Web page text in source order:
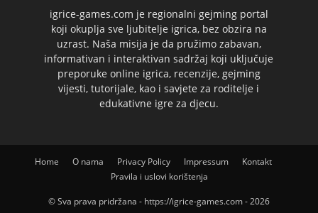
igrice-games.com je regionalni gejming portal
koji okuplja sve ljubitelje igrica, bez obzira na
uzrast. Naša misija je da pružimo zabavan,
informativan i interaktivan sadržaj koji uključuje
preporuke online igrica, recenzije, gejming
vijesti, tutorijale, kao i savjete za roditelje i
edukativne igre za djecu.
Home O nama Privacy Policy Impressum
Kontakt
Pravila i uslovi korištenja
© Sva prava pridržana - https://igrice-games.com - 2026